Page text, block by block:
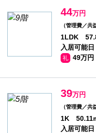
44万円
（管理費／共
1LDK
入居可能
礼 49万円
39万円
（管理費／共
1K
入居可能